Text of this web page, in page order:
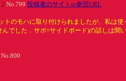
No.799 投稿者のサイトor参照URL
のモハに取り付けられましたが、私は使
でした．サボ=サイドボード)の話しは
No.800